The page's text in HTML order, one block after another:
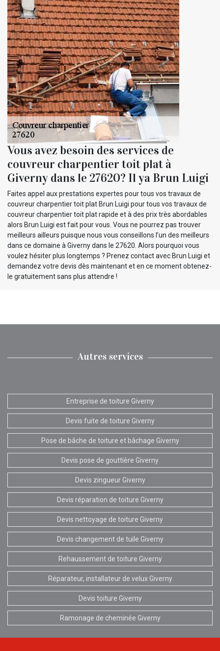
Vous avez besoin des services de
couvreur charpentier toit plat à
Giverny dans le 27620? Il ya Brun Luigi
Faites appel aux prestations expertes pour tous vos travaux de
couvreur charpentier toit plat Brun Luigi pour tous vos travaux de
couvreur charpentier toit plat rapide et à des prix très abordables
alors Brun Luigi est fait pour vous. Vous ne pourrez pas trouver
meilleurs ailleurs puisque nous vous conseillons l’un des meilleurs
dans ce domaine à Giverny dans le 27620. Alors pourquoi vous
voulez hésiter plus longtemps ? Prenez contact avec Brun Luigi et
demandez votre devis dès maintenant et en ce moment obtenez-
le gratuitement sans plus attendre !
Autres services
Entreprise de toiture Giverny
Devis fuite de toiture Giverny
Pose de bâche de toiture et bâchage Giverny
Devis pose de gouttière Giverny
Devis zingueur Giverny
Devis réparation de toiture Giverny
Devis nettoyage de toiture Giverny
Devis changement de tuile Giverny
Rehaussement de toiture Giverny
Réparateur, installateur de velux Giverny
Devis toiture Giverny
Ramonage de cheminée Giverny